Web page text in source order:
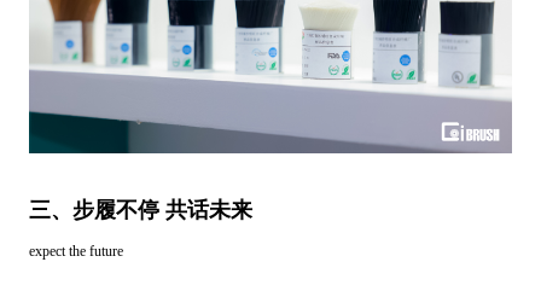
三、步履不停 共话未来
expect the future